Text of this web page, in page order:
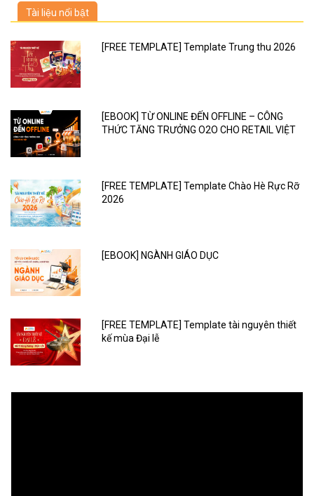
Tài liệu nổi bật
[FREE TEMPLATE] Template Trung thu 2026
[EBOOK] TỪ ONLINE ĐẾN OFFLINE – CÔNG
THỨC TĂNG TRƯỞNG O2O CHO RETAIL VIỆT
[FREE TEMPLATE] Template Chào Hè Rực Rỡ
2026
[EBOOK] NGÀNH GIÁO DỤC
[FREE TEMPLATE] Template tài nguyên thiết
kế mùa Đại lễ